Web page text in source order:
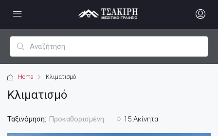
Home Κλιματισμό
Κλιματισμό
15 Ακίνητα
Ταξινόμηση: Προκαθορισμένη